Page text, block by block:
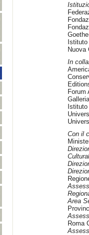
Nuova
In
Forum
Con il
Area
Roma